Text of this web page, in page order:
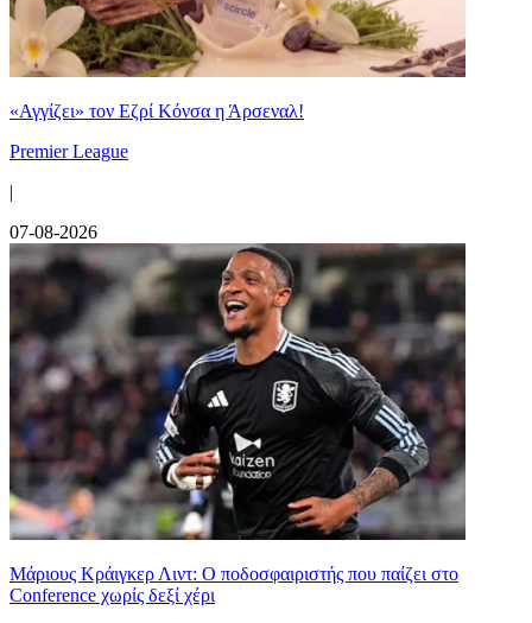
«Αγγίζει» τον Εζρί Κόνσα η Άρσεναλ!
Premier League
|
07-08-2026
Μάριους Κράιγκερ Λιντ: Ο ποδοσφαιριστής που παίζει στο
Conference χωρίς δεξί χέρι